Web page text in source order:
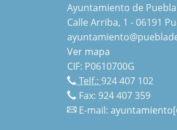
Ayuntamiento de
Calle Arriba, 1 - 06191
Ver mapa
CIF: P0610700G
Telf.: 924 407 102
Fax: 924 407 359
E-mail: